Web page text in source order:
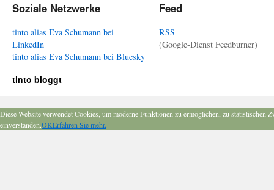
Soziale Netzwerke
tinto alias Eva Schumann bei
LinkedIn
tinto alias Eva Schumann bei Bluesky
Feed
RSS
(Google-Dienst Feedburner)
tinto bloggt
Diese Website verwendet Cookies, um moderne Funktionen zu ermöglichen, zu
einverstanden.OKErfahren Sie mehr.